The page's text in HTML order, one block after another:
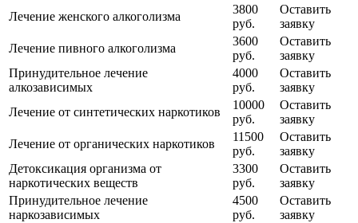
Лечение женского алкоголизма
3800
руб.
Оставить
заявку
Лечение пивного алкоголизма
3600
руб.
Оставить
заявку
Принудительное лечение
алкозависимых
4000
руб.
Оставить
заявку
Лечение от синтетических наркотиков
10000
руб.
Оставить
заявку
Лечение от органических наркотиков
11500
руб.
Оставить
заявку
Детоксикация организма от
наркотических веществ
3300
руб.
Оставить
заявку
Принудительное лечение
наркозависимых
4500
руб.
Оставить
заявку